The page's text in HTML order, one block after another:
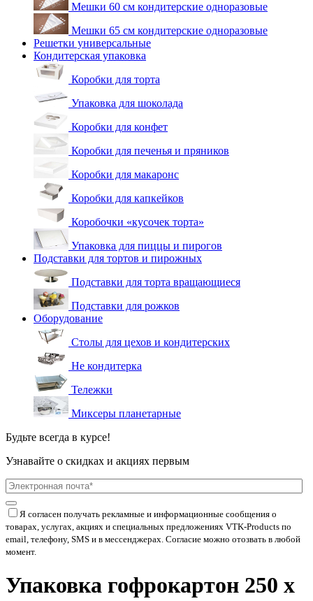
Мешки 60 см кондитерские одноразовые
Мешки 65 см кондитерские одноразовые
Решетки универсальные
Кондитерская упаковка
Коробки для торта
Упаковка для шоколада
Коробки для конфет
Коробки для печенья и пряников
Коробки для макаронс
Коробки для капкейков
Коробочки «кусочек торта»
Упаковка для пиццы и пирогов
Подставки для тортов и пирожных
Подставки для торта вращающиеся
Подставки для рожков
Оборудование
Столы для цехов и кондитерских
Не кондитерка
Тележки
Миксеры планетарные
Будьте всегда в курсе!
Узнавайте о скидках и акциях первым
Я согласен получать рекламные и информационные сообщения о
товарах, услугах, акциях и специальных предложениях VTK-Products по
email, телефону, SMS и в мессенджерах. Согласие можно отозвать в любой
момент.
Упаковка гофрокартон 250 х